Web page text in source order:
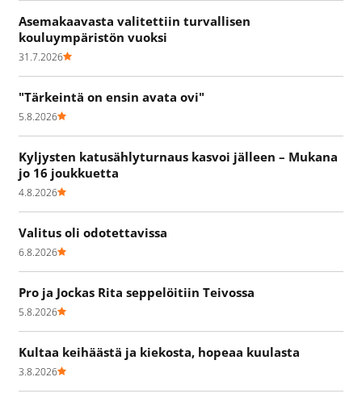
Asemakaavasta valitettiin turvallisen
kouluympäristön vuoksi
31.7.2026
"Tärkeintä on ensin avata ovi"
5.8.2026
Kyljysten katusählyturnaus kasvoi jälleen – Mukana
jo 16 joukkuetta
4.8.2026
Valitus oli odotettavissa
6.8.2026
Pro ja Jockas Rita seppelöitiin Teivossa
5.8.2026
Kultaa keihäästä ja kiekosta, hopeaa kuulasta
3.8.2026